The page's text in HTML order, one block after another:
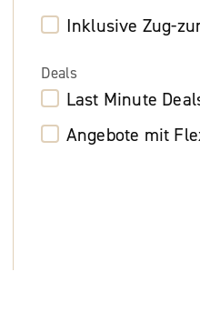
Inklusive Zug-
Deals
Last Minute
Angebote mit